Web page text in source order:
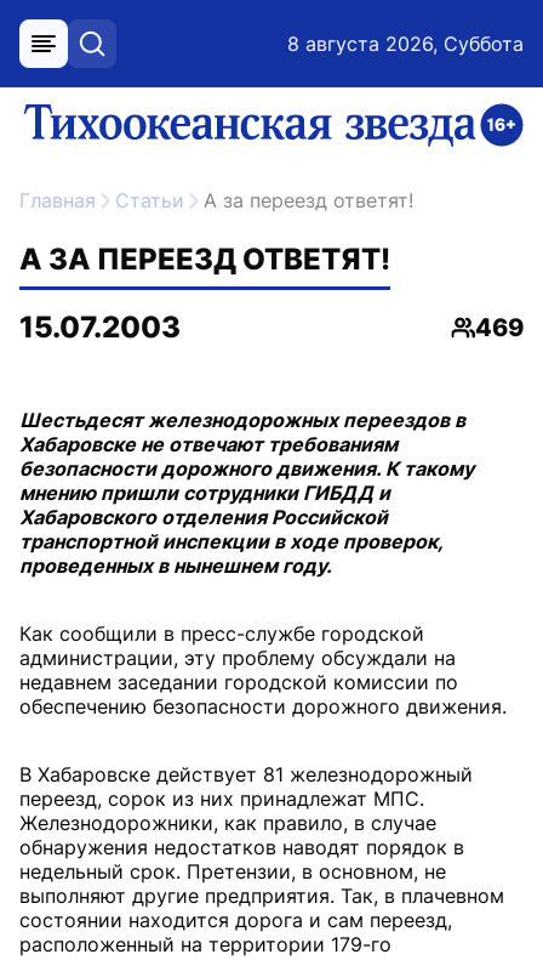
меню поиск 8 августа 2026, Суббота
ссылка на главную
Главная Статьи А за переезд ответят!
А ЗА ПЕРЕЕЗД ОТВЕТЯТ!
15.07.2003
469
Шестьдесят железнодорожных переездов в
Хабаровске не отвечают требованиям
безопасности дорожного движения. К такому
мнению пришли сотрудники ГИБДД и
Хабаровского отделения Российской
транспортной инспекции в ходе проверок,
проведенных в нынешнем году.
Как сообщили в пресс-службе городской
администрации, эту проблему обсуждали на
недавнем заседании городской комиссии по
обеспечению безопасности дорожного движения.
В Хабаровске действует 81 железнодорожный
переезд, сорок из них принадлежат МПС.
Железнодорожники, как правило, в случае
обнаружения недостатков наводят порядок в
недельный срок. Претензии, в основном, не
выполняют другие предприятия. Так, в плачевном
состоянии находится дорога и сам переезд,
расположенный на территории 179-го